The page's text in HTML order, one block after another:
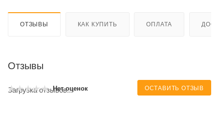
ОТЗЫВЫ КАК КУПИТЬ ОПЛАТА
Отзывы
Нет оценок ОСТАВИТЬ ОТЗЫВ
Загрузка отзывов...